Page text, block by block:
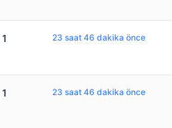
1 23 saat 46 dakika önce
1 23 saat 46 dakika önce